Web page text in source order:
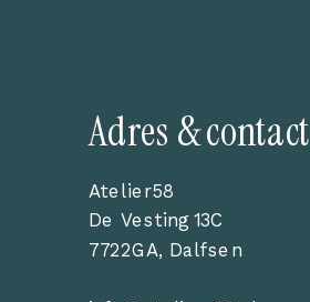
Adres & contact
Atelier58
De Vesting 13C
7722GA, Dalfsen